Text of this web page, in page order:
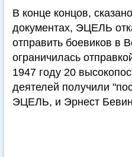
В конце концов,
документах, ЭЦЕЛЬ
отправить боевиков в
ограничилась
1947 году 20
деятелей получили
ЭЦЕЛЬ, и Эрнест